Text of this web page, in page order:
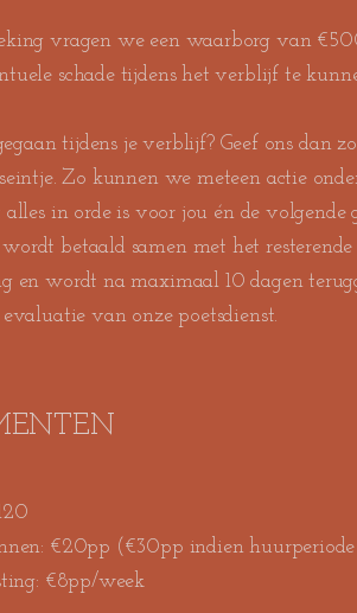
vragen we een waarborg van
schade tijdens het verblijf te
tijdens je verblijf? Geef ons dan
Zo kunnen we meteen actie
alles in orde is voor jou én de volgende
betaald samen met het resterende
en wordt na maximaal 10 dagen
van onze poetsdienst.
€20pp (€30pp indien
€8pp/week